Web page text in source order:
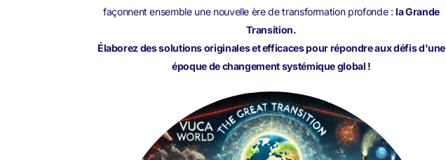
façonnent ensemble une nouvelle ère de transformation profonde :la Grande
Transition.
Élaborez des solutions originales et efficaces pour répondre aux défis d'une
époque de changement systémique global !